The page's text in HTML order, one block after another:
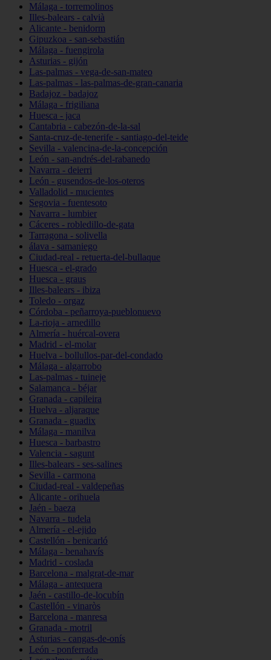
Málaga - torremolinos
Illes-balears - calvià
Alicante - benidorm
Gipuzkoa - san-sebastián
Málaga - fuengirola
Asturias - gijón
Las-palmas - vega-de-san-mateo
Las-palmas - las-palmas-de-gran-canaria
Badajoz - badajoz
Málaga - frigiliana
Huesca - jaca
Cantabria - cabezón-de-la-sal
Santa-cruz-de-tenerife - santiago-del-teide
Sevilla - valencina-de-la-concepción
León - san-andrés-del-rabanedo
Navarra - deierri
León - gusendos-de-los-oteros
Valladolid - mucientes
Segovia - fuentesoto
Navarra - lumbier
Cáceres - robledillo-de-gata
Tarragona - solivella
álava - samaniego
Ciudad-real - retuerta-del-bullaque
Huesca - el-grado
Huesca - graus
Illes-balears - ibiza
Toledo - orgaz
Córdoba - peñarroya-pueblonuevo
La-rioja - arnedillo
Almería - huércal-overa
Madrid - el-molar
Huelva - bollullos-par-del-condado
Málaga - algarrobo
Las-palmas - tuineje
Salamanca - béjar
Granada - capileira
Huelva - aljaraque
Granada - guadix
Málaga - manilva
Huesca - barbastro
Valencia - sagunt
Illes-balears - ses-salines
Sevilla - carmona
Ciudad-real - valdepeñas
Alicante - orihuela
Jaén - baeza
Navarra - tudela
Almería - el-ejido
Castellón - benicarló
Málaga - benahavís
Madrid - coslada
Barcelona - malgrat-de-mar
Málaga - antequera
Jaén - castillo-de-locubín
Castellón - vinaròs
Barcelona - manresa
Granada - motril
Asturias - cangas-de-onís
León - ponferrada